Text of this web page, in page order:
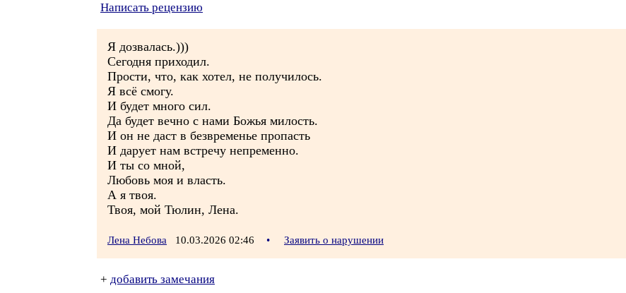
Написать рецензию
Я дозвалась.)))
Сегодня приходил.
Прости, что, как хотел, не получилось.
Я всё смогу.
И будет много сил.
Да будет вечно с нами Божья милость.
И он не даст в безвременье пропасть
И дарует нам встречу непременно.
И ты со мной,
Любовь моя и власть.
А я твоя.
Твоя, мой Тюлин, Лена.
Лена Небова 10.03.2026 02:46 • Заявить о нарушении
+ добавить замечания